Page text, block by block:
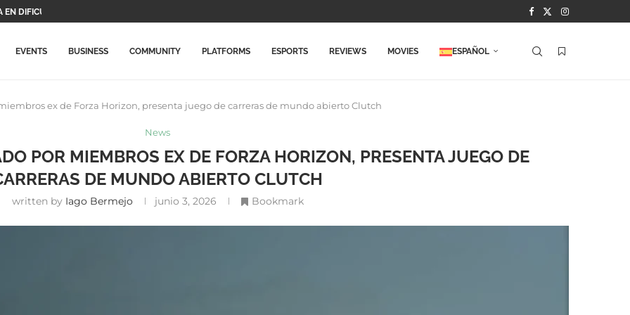
DIFICULTADES,...
EVENTS BUSINESS COMMUNITY PLATFORMS ESPORTS REVIEWS MOVIES ESPAÑOL
ex de Forza Horizon, presenta juego de carreras de mundo abierto Clutch
News
POR MIEMBROS EX DE FORZA HORIZON, PRESENTA JUEGO DE
DE MUNDO ABIERTO CLUTCH
written by Iago Bermejo junio 3, 2026 Bookmark